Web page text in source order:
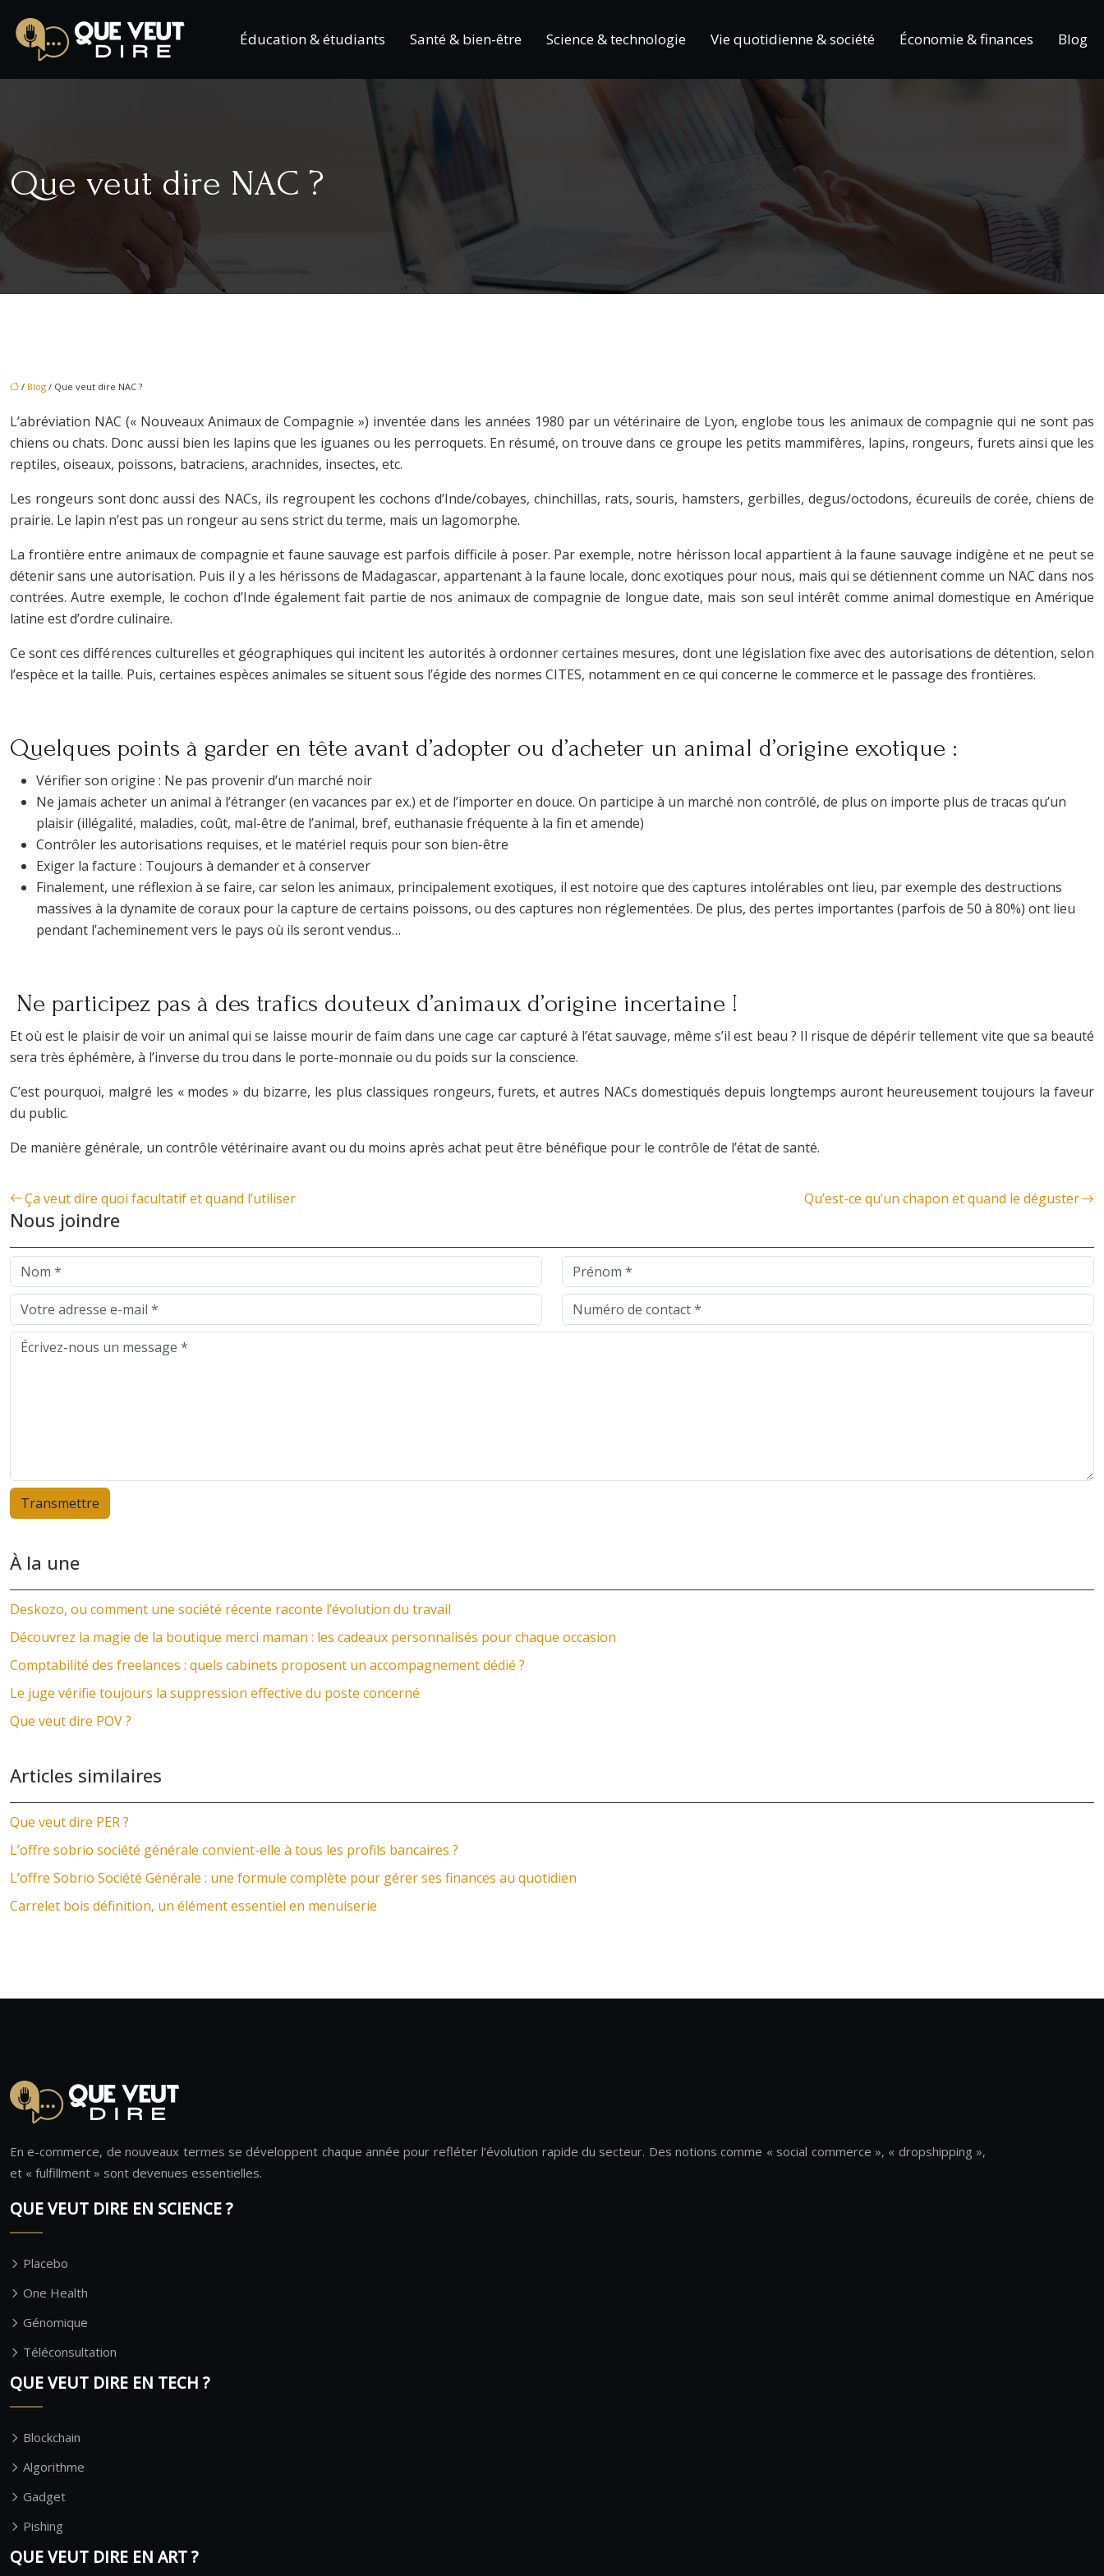
Éducation & étudiants Santé & bien-être Science & technologie Vie quotidienne & société Économie & finances Blog
Que veut dire NAC ?
/ Blog / Que veut dire NAC ?
L’abréviation NAC (« Nouveaux Animaux de Compagnie ») inventée dans les années 1980 par un vétérinaire de Lyon, englobe tous les animaux de compagnie qui ne sont pas
chiens ou chats. Donc aussi bien les lapins que les iguanes ou les perroquets. En résumé, on trouve dans ce groupe les petits mammifères, lapins, rongeurs, furets ainsi que les
reptiles, oiseaux, poissons, batraciens, arachnides, insectes, etc.
Les rongeurs sont donc aussi des NACs, ils regroupent les cochons d’Inde/cobayes, chinchillas, rats, souris, hamsters, gerbilles, degus/octodons, écureuils de corée, chiens de
prairie. Le lapin n’est pas un rongeur au sens strict du terme, mais un lagomorphe.
La frontière entre animaux de compagnie et faune sauvage est parfois difficile à poser. Par exemple, notre hérisson local appartient à la faune sauvage indigène et ne peut se
détenir sans une autorisation. Puis il y a les hérissons de Madagascar, appartenant à la faune locale, donc exotiques pour nous, mais qui se détiennent comme un NAC dans nos
contrées. Autre exemple, le cochon d’Inde également fait partie de nos animaux de compagnie de longue date, mais son seul intérêt comme animal domestique en Amérique
latine est d’ordre culinaire.
Ce sont ces différences culturelles et géographiques qui incitent les autorités à ordonner certaines mesures, dont une législation fixe avec des autorisations de détention, selon
l’espèce et la taille. Puis, certaines espèces animales se situent sous l’égide des normes CITES, notamment en ce qui concerne le commerce et le passage des frontières.
Quelques points à garder en tête avant d’adopter ou d’acheter un animal d’origine exotique :
Vérifier son origine : Ne pas provenir d’un marché noir
Ne jamais acheter un animal à l’étranger (en vacances par ex.) et de l’importer en douce. On participe à un marché non contrôlé, de plus on importe plus de tracas qu’un
plaisir (illégalité, maladies, coût, mal-être de l’animal, bref, euthanasie fréquente à la fin et amende)
Contrôler les autorisations requises, et le matériel requis pour son bien-être
Exiger la facture : Toujours à demander et à conserver
Finalement, une réflexion à se faire, car selon les animaux, principalement exotiques, il est notoire que des captures intolérables ont lieu, par exemple des destructions
massives à la dynamite de coraux pour la capture de certains poissons, ou des captures non réglementées. De plus, des pertes importantes (parfois de 50 à 80%) ont lieu
pendant l’acheminement vers le pays où ils seront vendus…
Ne participez pas à des trafics douteux d’animaux d’origine incertaine !
Et où est le plaisir de voir un animal qui se laisse mourir de faim dans une cage car capturé à l’état sauvage, même s’il est beau ? Il risque de dépérir tellement vite que sa beauté
sera très éphémère, à l’inverse du trou dans le porte-monnaie ou du poids sur la conscience.
C’est pourquoi, malgré les « modes » du bizarre, les plus classiques rongeurs, furets, et autres NACs domestiqués depuis longtemps auront heureusement toujours la faveur
du public.
De manière générale, un contrôle vétérinaire avant ou du moins après achat peut être bénéfique pour le contrôle de l’état de santé.
Ça veut dire quoi facultatif et quand l’utiliser Qu’est-ce qu’un chapon et quand le déguster
Nous joindre
À la une
Deskozo, ou comment une société récente raconte l’évolution du travail
Découvrez la magie de la boutique merci maman : les cadeaux personnalisés pour chaque occasion
Comptabilité des freelances : quels cabinets proposent un accompagnement dédié ?
Le juge vérifie toujours la suppression effective du poste concerné
Que veut dire POV ?
Articles similaires
Que veut dire PER ?
L’offre sobrio société générale convient-elle à tous les profils bancaires ?
L’offre Sobrio Société Générale : une formule complète pour gérer ses finances au quotidien
Carrelet bois définition, un élément essentiel en menuiserie
En e-commerce, de nouveaux termes se développent chaque année pour refléter l’évolution rapide du secteur. Des notions comme « social commerce », « dropshipping »,
et « fulfillment » sont devenues essentielles.
QUE VEUT DIRE EN SCIENCE ?
Placebo
One Health
Génomique
Téléconsultation
QUE VEUT DIRE EN TECH ?
Blockchain
Algorithme
Gadget
Pishing
QUE VEUT DIRE EN ART ?